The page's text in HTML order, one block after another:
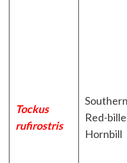
Tockus
rufirostris
Southern
Red-
Hornbill